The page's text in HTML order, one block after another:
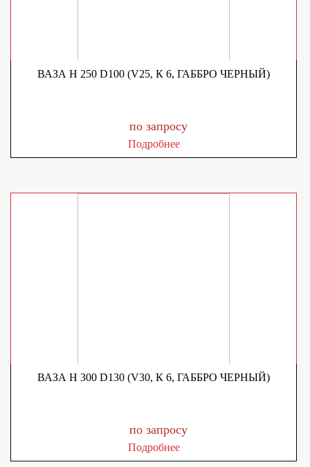
ВАЗА H 250 D100 (V25, К 6, ГАББРО ЧЕРНЫЙ)
по запросу
Подробнее
ВАЗА H 300 D130 (V30, К 6, ГАББРО ЧЕРНЫЙ)
по запросу
Подробнее